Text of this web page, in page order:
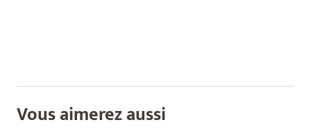
Vous aimerez aussi